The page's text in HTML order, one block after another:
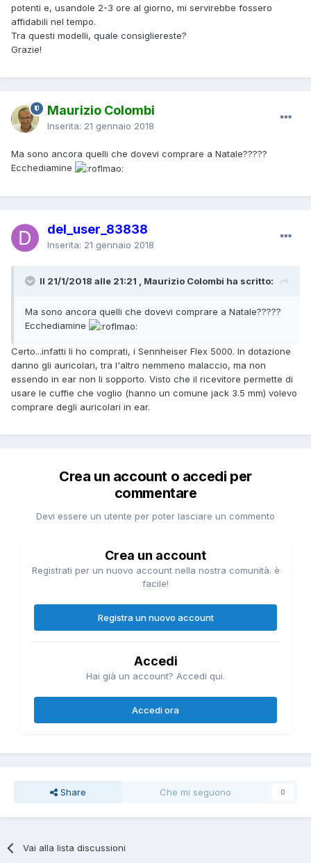
potenti e, usandole 2-3 ore al giorno, mi servirebbe fossero
affidabili nel tempo.
Tra questi modelli, quale consigliereste?
Grazie!
Maurizio Colombi
Inserita: 21 gennaio 2018
Ma sono ancora quelli che dovevi comprare a Natale?????
Ecchediamine
del_user_83838
Inserita: 21 gennaio 2018
Il 21/1/2018 alle 21:21 , Maurizio Colombi ha scritto:
Ma sono ancora quelli che dovevi comprare a Natale?????
Ecchediamine
Certo...infatti li ho comprati, i Sennheiser Flex 5000. In dotazione
danno gli auricolari, tra l'altro nemmeno malaccio, ma non
essendo in ear non li sopporto. Visto che il ricevitore permette di
usare le cuffie che voglio (hanno un comune jack 3.5 mm) volevo
comprare degli auricolari in ear.
Crea un account o accedi per
commentare
Devi essere un utente per poter lasciare un commento
Crea un account
Registrati per un nuovo account nella nostra comunità. è
facile!
Registra un nuovo account
Accedi
Hai già un account? Accedi qui.
Accedi ora
Share Che mi seguono 0
Vai alla lista discussioni